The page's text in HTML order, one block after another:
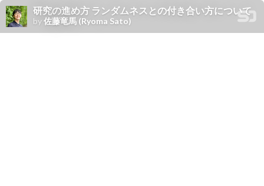
研究の進め方 ランダムネスとの付き合い方について
by佐藤竜馬 (Ryoma Sato)